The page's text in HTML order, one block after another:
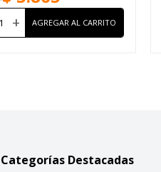
+
Categorías Destacadas